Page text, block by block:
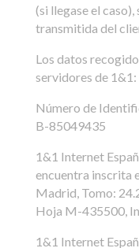
(si llegase el
transmitida del
Los datos
servidores de 1&1:
Número de
B-85049435
1&1 Internet
encuentra inscrita
Madrid, Tomo:
Hoja M-435500,
1&1 Internet